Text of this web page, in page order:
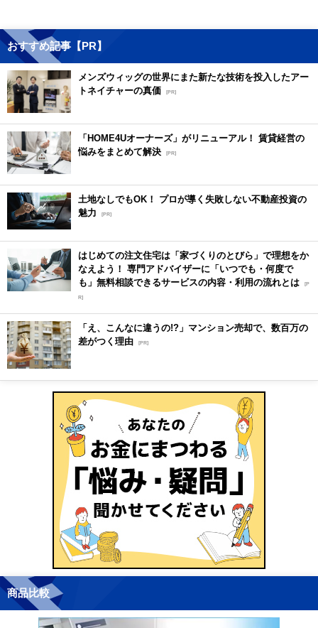
おすすめ記事【PR】
メンズウィッグの世界にまた新たな技術を投入したアー
トネイチャーの真価 [PR]
「HOME4Uオーナーズ」がリニューアル！ 賃貸経営の
悩みをまとめて解決 [PR]
土地なしでもOK！ プロが導く失敗しない不動産投資の
魅力
[PR]
はじめての注文住宅は「家づくりのとびら」で理想をか
なえよう！ 専門アドバイザーに「いつでも・何度で
も」無料相談できるサービスの内容・利用の流れとは [P
R]
「え、こんなに違うの!?」マンション売却で、数百万の
差がつく理由 [PR]
商品比較